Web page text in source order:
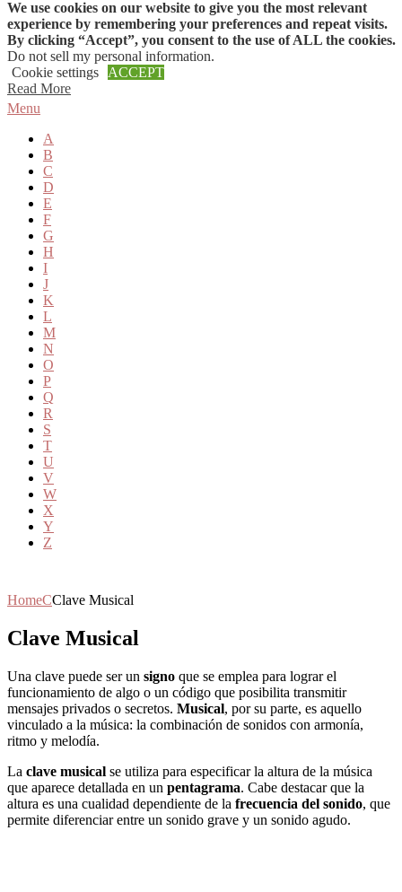
Skip to content
Menu
A
B
C
D
E
F
G
H
I
J
K
L
M
N
O
P
Q
R
S
T
U
V
W
X
Y
Z
HomeCClave Musical
Clave Musical
Una clave puede ser un signo que se emplea para lograr el
funcionamiento de algo o un código que posibilita transmitir
mensajes privados o secretos. Musical, por su parte, es aquello
vinculado a la música: la combinación de sonidos con armonía,
ritmo y melodía.
La clave musical se utiliza para especificar la altura de la música
que aparece detallada en un pentagrama. Cabe destacar que la
altura es una cualidad dependiente de la frecuencia del sonido, que
permite diferenciar entre un sonido grave y un sonido agudo.
We use cookies on our website to give you the most relevant
experience by remembering your preferences and repeat visits.
By clicking “Accept”, you consent to the use of ALL the cookies.
Do not sell my personal information.
Cookie settings
ACCEPT
Read More